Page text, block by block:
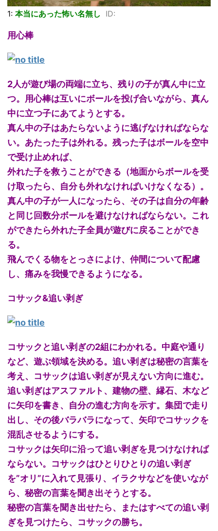
1: 本当にあった怖い名無し ID:
用心棒
2人が遊び場の両端に立ち、残りの子が真ん中に立
つ。用心棒は互いにボールを投げ合いながら、真ん
中に立つ子にあてようとする。
真ん中の子はあたらないように逃げなければならな
い。あたった子は外れる。残った子はボールを空中
で受け止めれば、
外れた子を救うことができる（地面からボールを受
け取ったら、自分も外れなければいけなくなる）。
真ん中の子が一人になったら、その子は自分の年齢
と同じ回数分ボールを避けなければならない。これ
ができたら外れた子全員が遊びに戻ることができ
る。
飛んでくる物をとっさによけ、仲間について配慮
し、痛みを我慢できるようになる。
コサック&追い剥ぎ
コサックと追い剥ぎの2組にわかれる。中庭や通り
など、遊ぶ領域を決める。追い剥ぎは秘密の言葉を
考え、コサックは追い剥ぎが見えない方向に進む。
追い剥ぎはアスファルト、建物の壁、縁石、木など
に矢印を書き、自分の進む方向を示す。集団で走り
出し、その後バラバラになって、矢印でコサックを
混乱させるようにする。
コサックは矢印に沿って追い剥ぎを見つけなければ
ならない。コサックはひとりひとりの追い剥ぎ
を”オリ”に入れて見張り、イラクサなどを使いなが
ら、秘密の言葉を聞き出そうとする。
秘密の言葉を聞き出せたら、またはすべての追い剥
ぎを見つけたら、コサックの勝ち。